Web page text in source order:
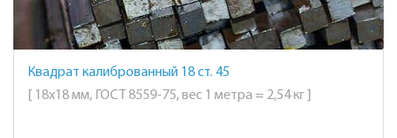
Квадрат калиброванный 18 ст. 45
[ 18х18 мм, ГОСТ 8559-75, вес 1 метра = 2,54 кг ]